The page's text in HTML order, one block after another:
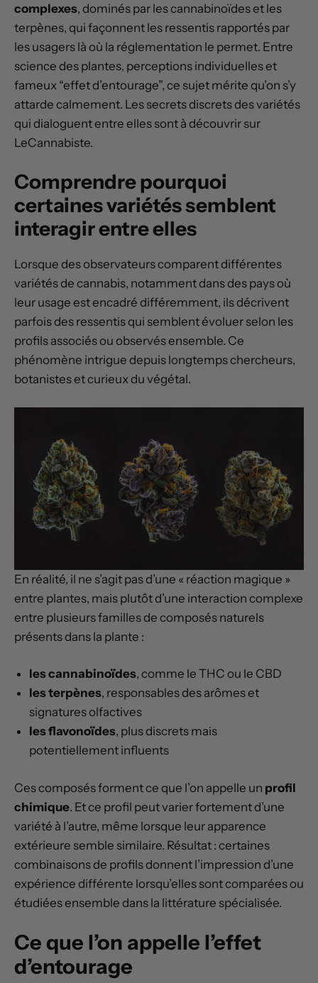
complexes, dominés par les cannabinoïdes et les
terpènes, qui façonnent les ressentis rapportés par
les usagers là où la réglementation le permet. Entre
science des plantes, perceptions individuelles et
fameux “effet d’entourage”, ce sujet mérite qu’on s’y
attarde calmement. Les secrets discrets des variétés
qui dialoguent entre elles sont à découvrir sur
LeCannabiste.
Comprendre pourquoi
certaines variétés semblent
interagir entre elles
Lorsque des observateurs comparent différentes
variétés de cannabis, notamment dans des pays où
leur usage est encadré différemment, ils décrivent
parfois des ressentis qui semblent évoluer selon les
profils associés ou observés ensemble. Ce
phénomène intrigue depuis longtemps chercheurs,
botanistes et curieux du végétal.
En réalité, il ne s’agit pas d’une « réaction magique »
entre plantes, mais plutôt d’une interaction complexe
entre plusieurs familles de composés naturels
présents dans la plante :
les cannabinoïdes, comme le THC ou le CBD
les terpènes, responsables des arômes et
signatures olfactives
les flavonoïdes, plus discrets mais
potentiellement influents
Ces composés forment ce que l’on appelle un profil
chimique. Et ce profil peut varier fortement d’une
variété à l’autre, même lorsque leur apparence
extérieure semble similaire. Résultat : certaines
combinaisons de profils donnent l’impression d’une
expérience différente lorsqu’elles sont comparées ou
étudiées ensemble dans la littérature spécialisée.
Ce que l’on appelle l’effet
d’entourage